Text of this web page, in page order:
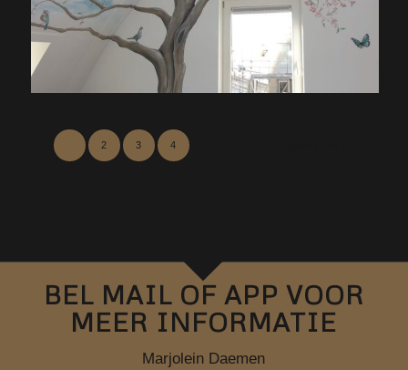
2 3 4
BEL MAIL OF APP VOOR
MEER INFORMATIE
Marjolein Daemen